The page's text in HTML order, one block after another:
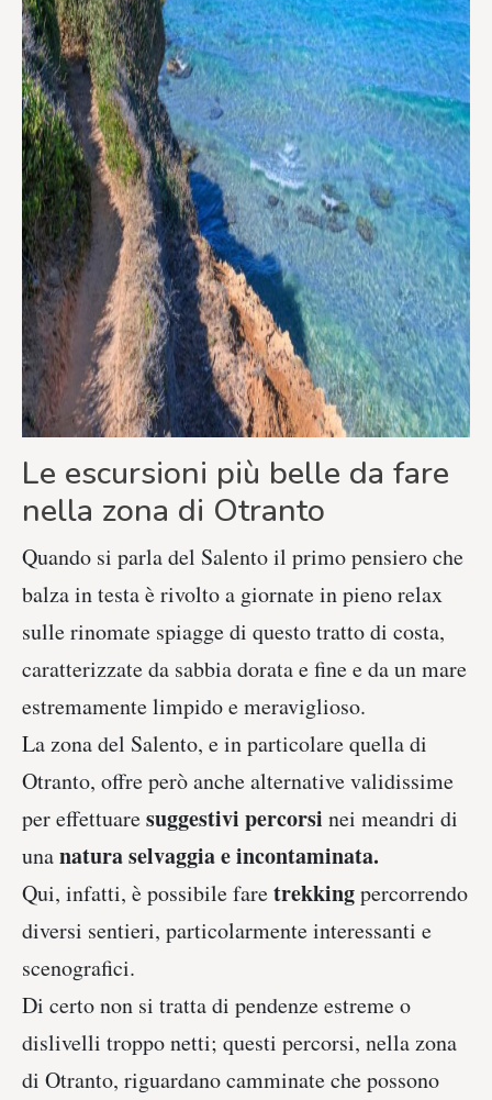
Le escursioni più belle da fare
nella zona di Otranto
Quando si parla del Salento il primo pensiero che
balza in testa è rivolto a giornate in pieno relax
sulle rinomate spiagge di questo tratto di costa,
caratterizzate da sabbia dorata e fine e da un mare
estremamente limpido e meraviglioso.
La zona del Salento, e in particolare quella di
Otranto, offre però anche alternative validissime
per effettuaresuggestivi percorsi nei meandri di
unanatura selvaggia e incontaminata.
Qui, infatti, è possibile faretrekkingpercorrendo
diversi sentieri, particolarmente interessanti e
scenografici.
Di certo non si tratta di pendenze estreme o
dislivelli troppo netti; questi percorsi, nella zona
di Otranto, riguardano camminate che possono